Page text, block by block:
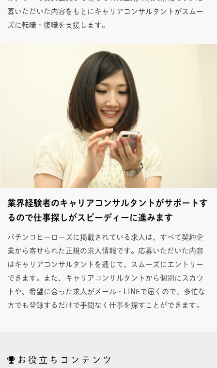
募いただいた内容をもとにキャリアコンサルタントがスムー
ズに転職・復職を支援します。
業界経験者のキャリアコンサルタントがサポートす
るので仕事探しがスピーディーに進みます
パチンコヒーローズに掲載されている求人は、すべて契約企
業から寄せられた正規の求人情報です。応募いただいた内容
はキャリアコンサルタントを通じて、スムーズにエントリー
できます。また、キャリアコンサルタントから個別にスカウ
トや、希望に合った求人がメール・LINEで届くので、多忙な
方でも登録するだけで手間なく仕事を探すことができます。
お役立ちコンテンツ